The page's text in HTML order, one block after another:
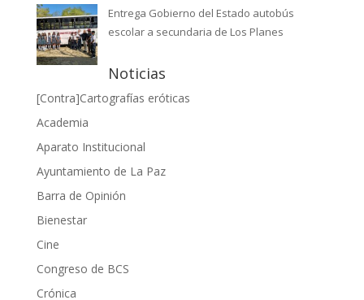
Entrega Gobierno del Estado autobús
escolar a secundaria de Los Planes
Noticias
[Contra]Cartografías eróticas
Academia
Aparato Institucional
Ayuntamiento de La Paz
Barra de Opinión
Bienestar
Cine
Congreso de BCS
Crónica